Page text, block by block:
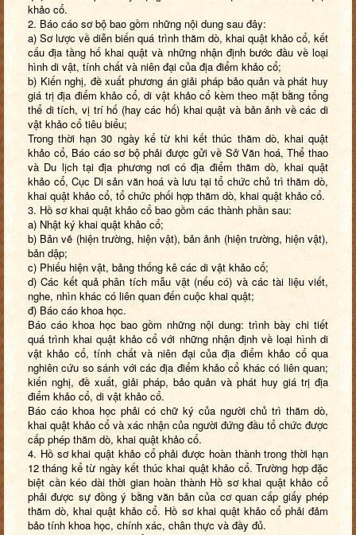
khảo cổ.
2. Báo cáo sơ bộ bao gồm những nội dung sau đây:
a) Sơ lược về diễn biến quá trình thăm dò, khai quật khảo cổ, kết
cấu địa tầng hố khai quật và những nhận định bước đầu về loại
hình di vật, tính chất và niên đại của địa điểm khảo cổ;
b) Kiến nghị, đề xuất phương án giải pháp bảo quản và phát huy
giá trị địa điểm khảo cổ, di vật khảo cổ kèm theo mặt bằng tổng
thể di tích, vị trí hố (hay các hố) khai quật và bản ảnh về các di
vật khảo cổ tiêu biểu;
Trong thời hạn 30 ngày kể từ khi kết thúc thăm dò, khai quật
khảo cổ, Báo cáo sơ bộ phải được gửi về Sở Văn hoá, Thể thao
và Du lịch tại địa phương nơi có địa điểm thăm dò, khai quật
khảo cổ, Cục Di sản văn hoá và lưu tại tổ chức chủ trì thăm dò,
khai quật khảo cổ, tổ chức phối hợp thăm dò, khai quật khảo cổ.
3. Hồ sơ khai quật khảo cổ bao gồm các thành phần sau:
a) Nhật ký khai quật khảo cổ;
b) Bản vẽ (hiện trường, hiện vật), bản ảnh (hiện trường, hiện vật),
bản dập;
c) Phiếu hiện vật, bảng thống kê các di vật khảo cổ;
d) Các kết quả phân tích mẫu vật (nếu có) và các tài liệu viết,
nghe, nhìn khác có liên quan đến cuộc khai quật;
đ) Báo cáo khoa học.
Báo cáo khoa học bao gồm những nội dung: trình bày chi tiết
quá trình khai quật khảo cổ với những nhận định về loại hình di
vật khảo cổ, tính chất và niên đại của địa điểm khảo cổ qua
nghiên cứu so sánh với các địa điểm khảo cổ khác có liên quan;
kiến nghị, đề xuất, giải pháp, bảo quản và phát huy giá trị địa
điểm khảo cổ, di vật khảo cổ.
Báo cáo khoa học phải có chữ ký của người chủ trì thăm dò,
khai quật khảo cổ và xác nhận của người đứng đầu tổ chức được
cấp phép thăm dò, khai quật khảo cổ.
4. Hồ sơ khai quật khảo cổ phải được hoàn thành trong thời hạn
12 tháng kể từ ngày kết thúc khai quật khảo cổ. Trường hợp đặc
biệt cần kéo dài thời gian hoàn thành Hồ sơ khai quật khảo cổ
phải được sự đồng ý bằng văn bản của cơ quan cấp giấy phép
thăm dò, khai quật khảo cổ. Hồ sơ khai quật khảo cổ phải đảm
bảo tính khoa học, chính xác, chân thực và đầy đủ.